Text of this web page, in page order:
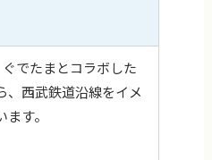
でたまとコラボした
、西武鉄道沿線をイメ
す。